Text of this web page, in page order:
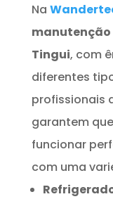
Na
manutenção
Tingui, com
diferentes
profissionais
garantem
funcionar
com uma